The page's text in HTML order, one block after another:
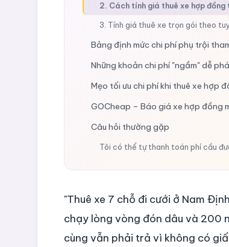
2. Cách tính giá thuê xe hợp
3. Tính giá thuê xe trọn gói theo
Bảng định mức chi phí phụ trội
Những khoản chi phí "ngầm" dễ
Mẹo tối ưu chi phí khi thuê xe hợp
GOCheap – Báo giá xe hợp đồng
Câu hỏi thường gặp
Tôi có thể tự thanh toán phí cầu
"Thuê xe 7 chỗ đi cưới ở Nam
chạy lòng vòng đón dâu và 200
cùng vẫn phải trả vì không có